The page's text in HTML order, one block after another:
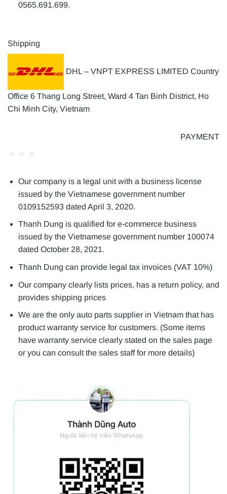
0565.691.699.
Shipping
DHL – VNPT EXPRESS LIMITED Country
Office 6 Thang Long Street, Ward 4 Tan Binh District, Ho
Chi Minh City, Vietnam
PAYMENT
Our company is a legal unit with a business license
issued by the Vietnamese government number
0109152593 dated April 3, 2020.
Thanh Dung is qualified for e-commerce business
issued by the Vietnamese government number 100074
dated October 28, 2021.
Thanh Dung can provide legal tax invoices (VAT 10%)
Our company clearly lists prices, has a return policy, and
provides shipping prices
We are the only auto parts supplier in Vietnam that has
product warranty service for customers. (Some items
have warranty service clearly stated on the sales page
or you can consult the sales staff for more details)